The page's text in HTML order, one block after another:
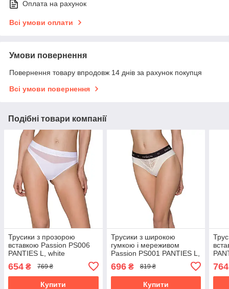
Оплата на рахунок
Всі умови оплати
Умови повернення
Повернення товару впродовж 14 днів за рахунок покупця
Всі умови повернення
Подібні товари компанії
Трусики з прозорою
вставкою Passion PS006
PANTIES L, white
654 ₴ 769 ₴
Купити
Трусики з широкою
гумкою і мереживом
Passion PS001 PANTIES L,
696₴ 819 ₴
Купити
764